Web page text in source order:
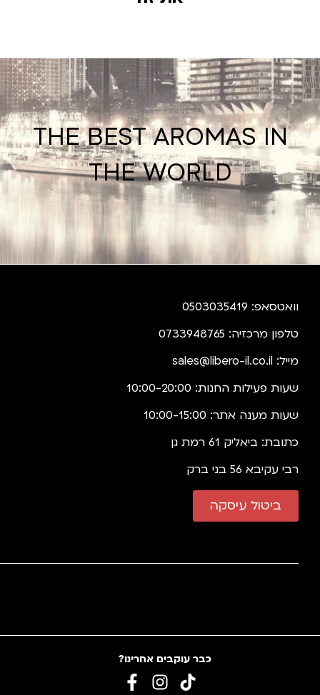
THE BEST AROMAS IN
THE WORLD
וואטסאפ: 0503035419
טלפון מרכזיה: 0733948765
מייל: sales@libero-il.co.il
שעות פעילות החנות: 10:00-20:00
שעות מענה אתר: 10:00-15:00
כתובת: ביאליק 61 רמת גן
רבי עקיבא 56 בני ברק
ביטול עיסקה
כבר עוקבים אחרינו?